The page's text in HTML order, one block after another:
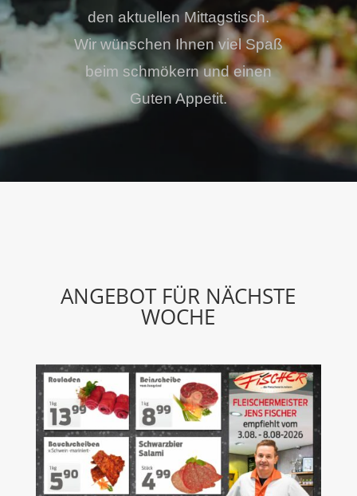
den aktuellen Mittagstisch.
Wir wünschen Ihnen viel Spaß
beim schmökern und einen
Guten Appetit.
ANGEBOT FÜR NÄCHSTE
WOCHE